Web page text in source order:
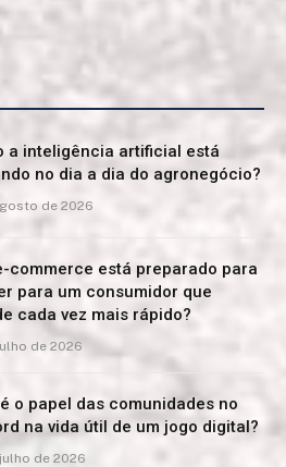
a inteligência artificial está
no dia a dia do agronegócio?
de 2026
commerce está preparado para
para um consumidor que
cada vez mais rápido?
de 2026
o papel das comunidades no
na vida útil de um jogo digital?
de 2026